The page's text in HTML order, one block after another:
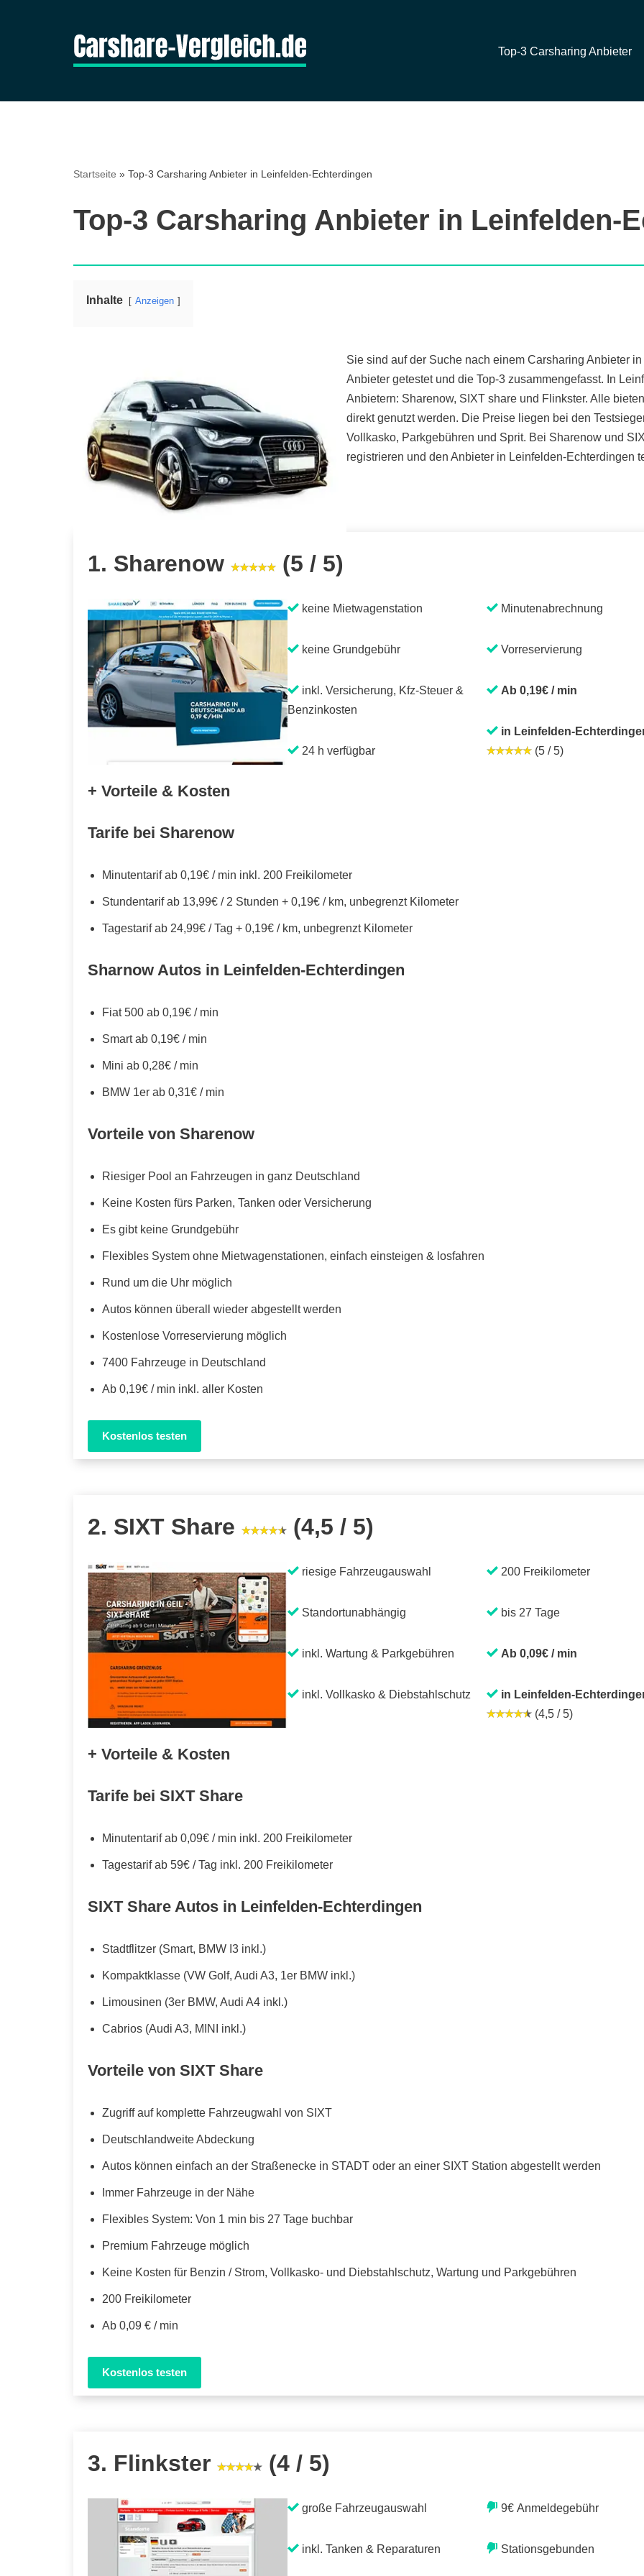
Top-3 Carsharing Anbieter
Startseite » Top-3 Carsharing Anbieter in Leinfelden-Echterdingen
Top-3 Carsharing Anbieter in Leinfelden-
Inhalte Anzeigen
Sie sind auf der Suche nach einem Carsharing Anbieter
Anbieter getestet und die Top-3 zusammengefasst. In
Anbietern: Sharenow, SIXT share und Flinkster. Alle
direkt genutzt werden. Die Preise liegen bei den
Vollkasko, Parkgebühren und Sprit. Bei Sharenow und
registrieren und den Anbieter in Leinfelden-Echterdingen
1. Sharenow (5 / 5)
keine Mietwagenstation
keine Grundgebühr
inkl. Versicherung, Kfz-Steuer &
Benzinkosten
24 h verfügbar
Minutenabrechnung
Vorreservierung
Ab 0,19€ / min
in Leinfelden-
(5 / 5)
+ Vorteile & Kosten
Tarife bei Sharenow
Minutentarif ab 0,19€ / min inkl. 200 Freikilometer
Stundentarif ab 13,99€ / 2 Stunden + 0,19€ / km, unbegrenzt Kilometer
Tagestarif ab 24,99€ / Tag + 0,19€ / km, unbegrenzt Kilometer
Sharnow Autos in Leinfelden-Echterdingen
Fiat 500 ab 0,19€ / min
Smart ab 0,19€ / min
Mini ab 0,28€ / min
BMW 1er ab 0,31€ / min
Vorteile von Sharenow
Riesiger Pool an Fahrzeugen in ganz Deutschland
Keine Kosten fürs Parken, Tanken oder Versicherung
Es gibt keine Grundgebühr
Flexibles System ohne Mietwagenstationen, einfach einsteigen & losfahren
Rund um die Uhr möglich
Autos können überall wieder abgestellt werden
Kostenlose Vorreservierung möglich
7400 Fahrzeuge in Deutschland
Ab 0,19€ / min inkl. aller Kosten
Kostenlos testen
2. SIXT Share (4,5 / 5)
riesige Fahrzeugauswahl
Standortunabhängig
inkl. Wartung & Parkgebühren
inkl. Vollkasko & Diebstahlschutz
200 Freikilometer
bis 27 Tage
Ab 0,09€ / min
in Leinfelden-
(4,5 / 5)
+ Vorteile & Kosten
Tarife bei SIXT Share
Minutentarif ab 0,09€ / min inkl. 200 Freikilometer
Tagestarif ab 59€ / Tag inkl. 200 Freikilometer
SIXT Share Autos in Leinfelden-Echterdingen
Stadtflitzer (Smart, BMW I3 inkl.)
Kompaktklasse (VW Golf, Audi A3, 1er BMW inkl.)
Limousinen (3er BMW, Audi A4 inkl.)
Cabrios (Audi A3, MINI inkl.)
Vorteile von SIXT Share
Zugriff auf komplette Fahrzeugwahl von SIXT
Deutschlandweite Abdeckung
Autos können einfach an der Straßenecke in STADT oder an einer SIXT Station abgestellt werden
Immer Fahrzeuge in der Nähe
Flexibles System: Von 1 min bis 27 Tage buchbar
Premium Fahrzeuge möglich
Keine Kosten für Benzin / Strom, Vollkasko- und Diebstahlschutz, Wartung und Parkgebühren
200 Freikilometer
Ab 0,09 € / min
Kostenlos testen
3. Flinkster (4 / 5)
große Fahrzeugauswahl
inkl. Tanken & Reparaturen
9€ Anmeldegebühr
Stationsgebunden